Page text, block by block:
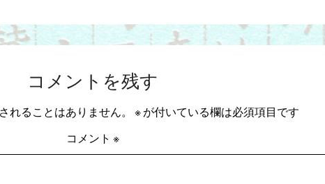
コメントを残す
れることはありません。 ※が付いている欄は必須項目です
コメント※